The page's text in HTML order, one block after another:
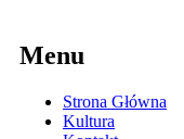
Menu
Strona Główna
Kultura